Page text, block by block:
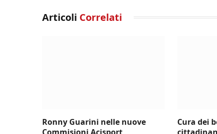
Articoli Correlati
Ronny Guarini nelle nuove
Cura dei